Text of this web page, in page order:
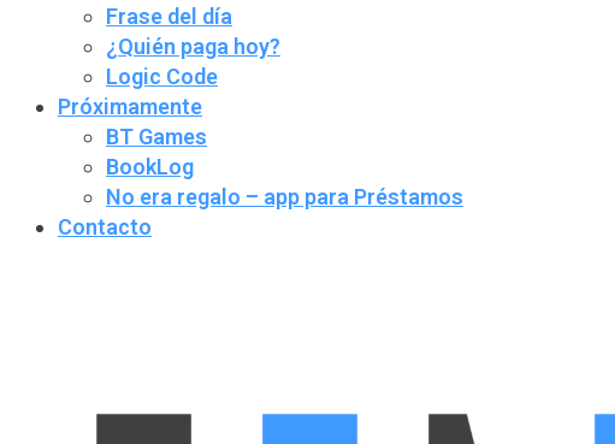
Frase del día
¿Quién paga hoy?
Logic Code
Próximamente
BT Games
BookLog
No era regalo – app para Préstamos
Contacto